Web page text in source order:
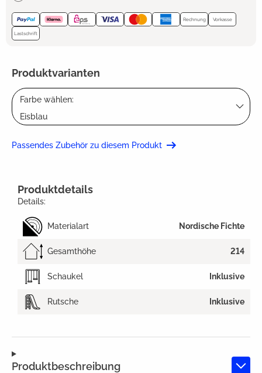
Rechnung Vorkasse
Lastschrift
Produktvarianten
Farbe wählen:
Eisblau
Passendes Zubehör zu diesem Produkt
Produktbeschreibung
Produktdetails
Details:
Materialart Nordische Fichte
Gesamthöhe 214
Schaukel Inklusive
Rutsche Inklusive